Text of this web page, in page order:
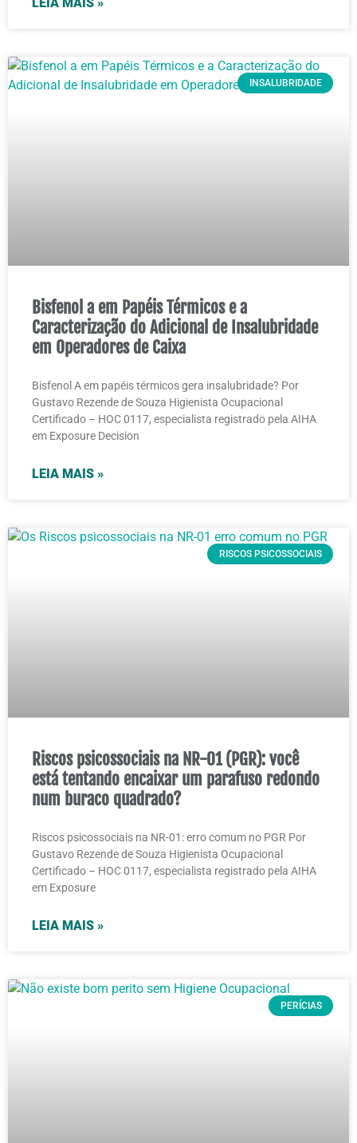
INSALUBRIDADE
Bisfenol a em Papéis Térmicos e a
Caracterização do Adicional de Insalubridade
em Operadores de Caixa
Bisfenol A em papéis térmicos gera insalubridade? Por
Gustavo Rezende de Souza Higienista Ocupacional
Certificado – HOC 0117, especialista registrado pela AIHA
em Exposure Decision
LEIA MAIS »
RISCOS PSICOSSOCIAIS
Riscos psicossociais na NR-01 (PGR): você
está tentando encaixar um parafuso redondo
num buraco quadrado?
Riscos psicossociais na NR-01: erro comum no PGR Por
Gustavo Rezende de Souza Higienista Ocupacional
Certificado – HOC 0117, especialista registrado pela AIHA
em Exposure
LEIA MAIS »
PERÍCIAS